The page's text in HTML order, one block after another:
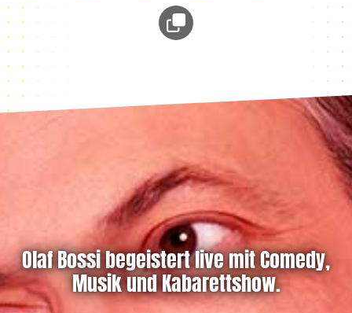
Olaf Bossi begeistert live mit Comedy,
Musik und Kabarettshow.